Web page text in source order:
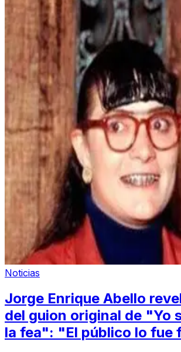
Noticias
Jorge Enrique Abello
del guion original de "Yo
la fea": "El público lo fue